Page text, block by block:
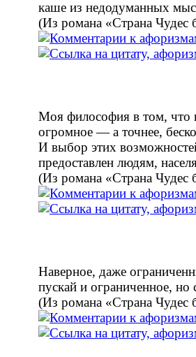
каше из недодуманных
(Из романа «Страна Чудес
Моя философия в том, что
огромное — а точнее,
И выбор этих
предоставлен людям,
(Из романа «Страна Чудес
Наверное, даже
пускай и ограниченное, но
(Из романа «Страна Чудес